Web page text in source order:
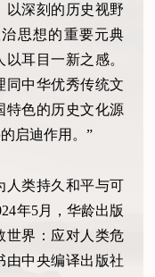
以深刻的历史视野
思想的重要元典
耳目一新之感。
同中华优秀传统文
特色的历史文化源
启迪作用。”
人类持久和平与可
年5月，华龄出版
世界：应对人类危
由中央编译出版社